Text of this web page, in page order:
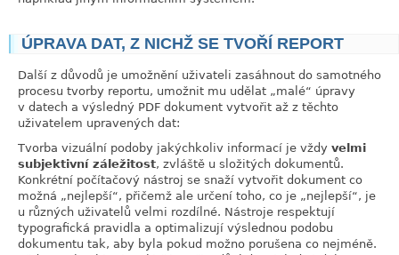
ÚPRAVA DAT, Z NICHŽ SE TVOŘÍ REPORT
Další z důvodů je umožnění uživateli zasáhnout do samotného
procesu tvorby reportu, umožnit mu udělat „malé“ úpravy
v datech a výsledný PDF dokument vytvořit až z těchto
uživatelem upravených dat:
Tvorba vizuální podoby jakýchkoliv informací je vždy velmi
subjektivní záležitost, zvláště u složitých dokumentů.
Konkrétní počítačový nástroj se snaží vytvořit dokument co
možná „nejlepší“, přičemž ale určení toho, co je „nejlepší“, je
u různých uživatelů velmi rozdílné. Nástroje respektují
typografická pravidla a optimalizují výslednou podobu
dokumentu tak, aby byla pokud možno porušena co nejméně.